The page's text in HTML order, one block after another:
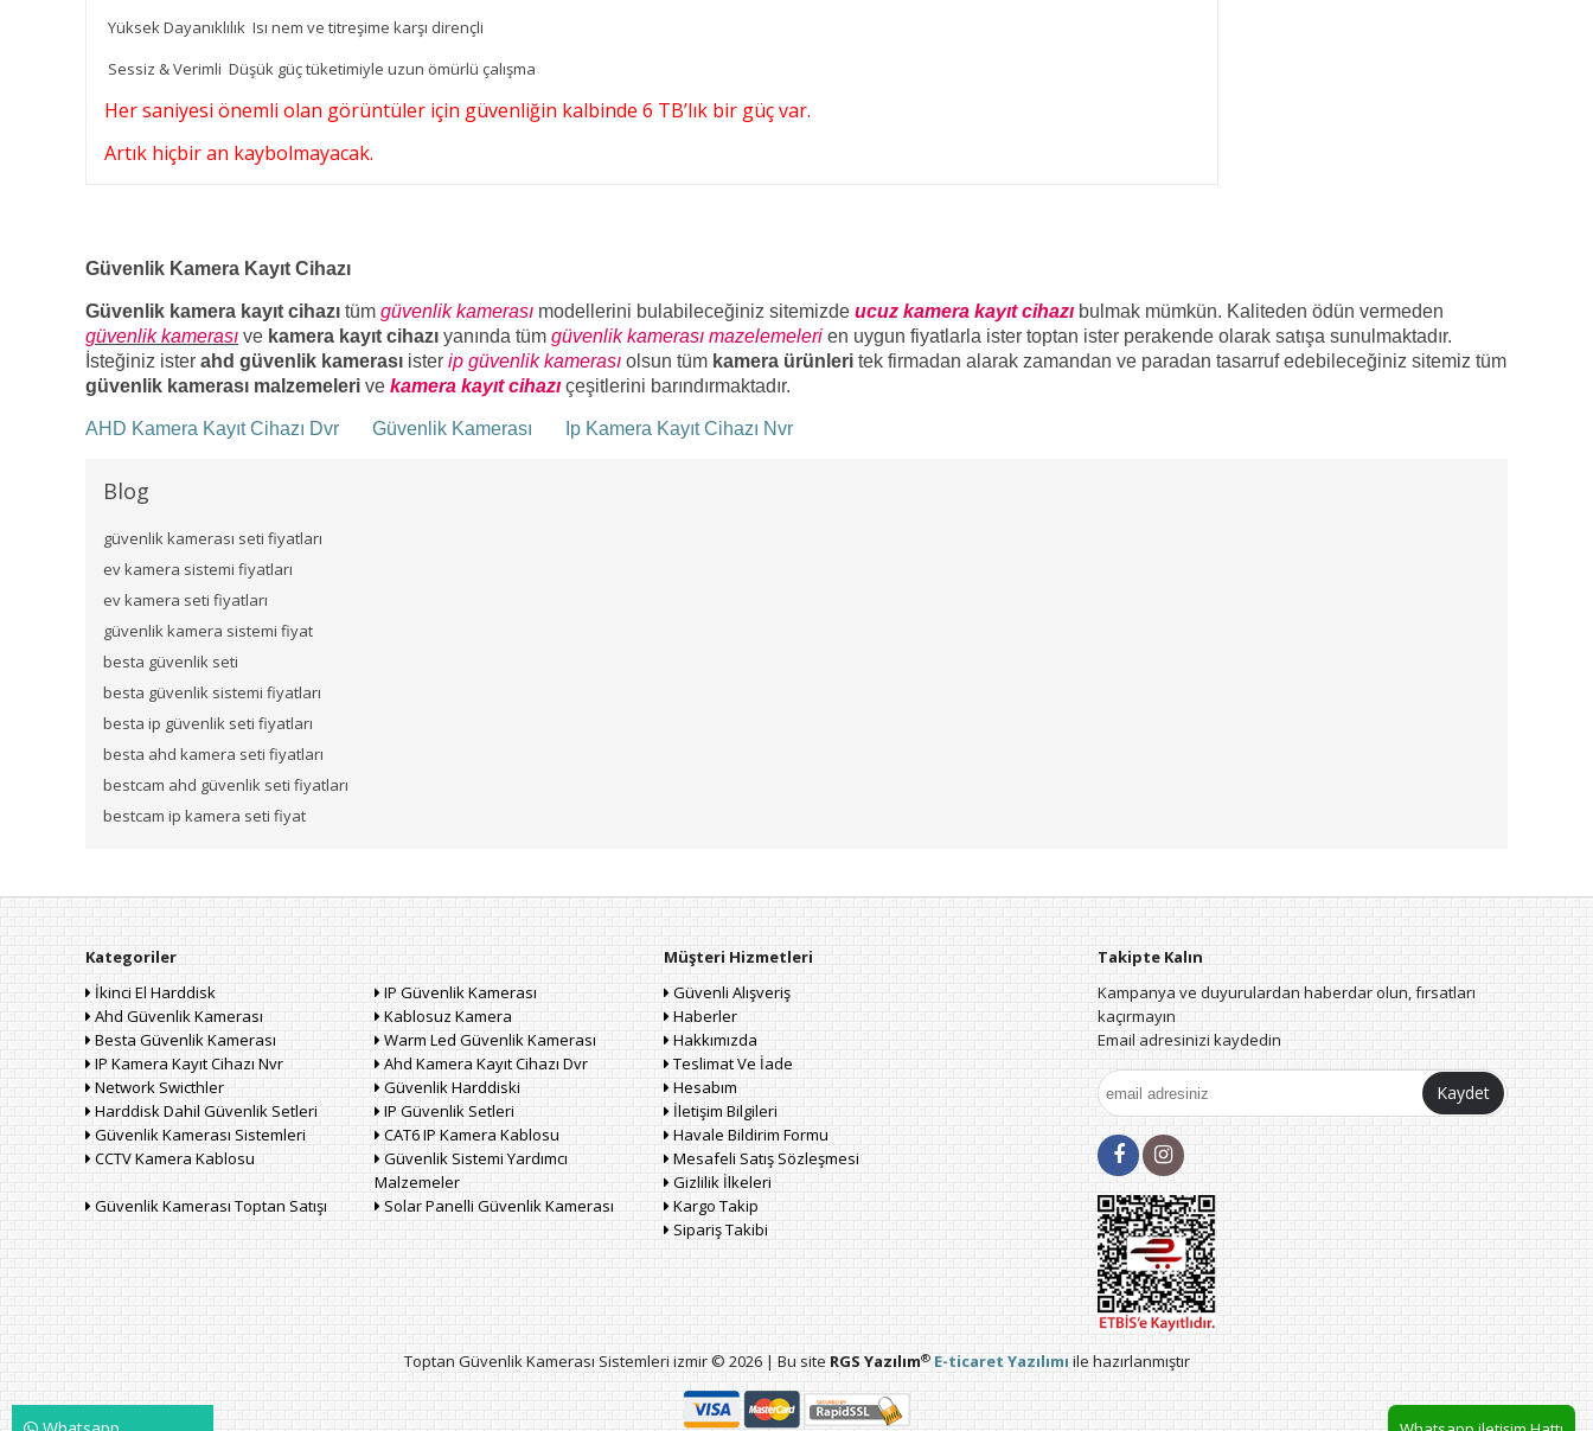
Yüksek Dayanıklılık Isı nem ve titreşime karşı dirençli
Sessiz & Verimli Düşük güç tüketimiyle uzun ömürlü çalışma
Her saniyesi önemli olan görüntüler için güvenliğin kalbinde 6 TB’lık bir güç var.
Artık hiçbir an kaybolmayacak.
Güvenlik Kamera Kayıt Cihazı
Güvenlik kamera kayıt cihazı tüm güvenlik kamerası modellerini bulabileceğiniz sitemizde ucuz kamera kayıt cihazı bulmak mümkün. Kaliteden ödün vermeden
güvenlik kamerası ve kamera kayıt cihazı yanında tüm güvenlik kamerası mazelemeleri en uygun fiyatlarla ister toptan ister perakende olarak satışa sunulmaktadır.
İsteğiniz ister ahd güvenlik kamerası ister ip güvenlik kamerası olsun tüm kamera ürünleri tek firmadan alarak zamandan ve paradan tasarruf edebileceğiniz sitemiz tüm
güvenlik kamerası malzemeleri ve kamera kayıt cihazı çeşitlerini barındırmaktadır.
AHD Kamera Kayıt Cihazı Dvr Güvenlik Kamerası Ip Kamera Kayıt Cihazı Nvr
Blog
güvenlik kamerası seti fiyatları
ev kamera sistemi fiyatları
ev kamera seti fiyatları
güvenlik kamera sistemi fiyat
besta güvenlik seti
besta güvenlik sistemi fiyatları
besta ip güvenlik seti fiyatları
besta ahd kamera seti fiyatları
bestcam ahd güvenlik seti fiyatları
bestcam ip kamera seti fiyat
Kategoriler
İkinci El Harddisk
IP Güvenlik Kamerası
Ahd Güvenlik Kamerası
Kablosuz Kamera
Besta Güvenlik Kamerası
Warm Led Güvenlik Kamerası
IP Kamera Kayıt Cihazı Nvr
Ahd Kamera Kayıt Cihazı Dvr
Network Swicthler
Güvenlik Harddiski
Harddisk Dahil Güvenlik Setleri
IP Güvenlik Setleri
Güvenlik Kamerası Sistemleri
CAT6 IP Kamera Kablosu
CCTV Kamera Kablosu
Güvenlik Sistemi Yardımcı
Malzemeler
Güvenlik Kamerası Toptan Satışı
Solar Panelli Güvenlik Kamerası
Müşteri Hizmetleri
Güvenli Alışveriş
Haberler
Hakkımızda
Teslimat Ve İade
Hesabım
İletişim Bilgileri
Havale Bildirim Formu
Mesafeli Satış Sözleşmesi
Gizlilik İlkeleri
Kargo Takip
Sipariş Takibi
Takipte Kalın
Kampanya ve duyurulardan haberdar olun, fırsatları
kaçırmayın
Email adresinizi kaydedin
Kaydet
Toptan Güvenlik Kamerası Sistemleri izmir © 2026 | Bu site RGS Yazılım® E-ticaret Yazılımı ile hazırlanmıştır